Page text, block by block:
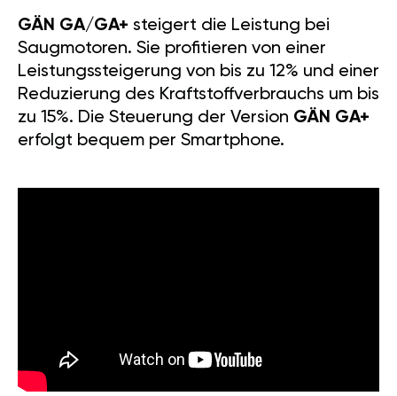
GÄN GA/GA+ steigert die Leistung bei
Saugmotoren. Sie profitieren von einer
Leistungssteigerung von bis zu 12% und einer
Reduzierung des Kraftstoffverbrauchs um bis
zu 15%. Die Steuerung der Version GÄN GA+
erfolgt bequem per Smartphone.